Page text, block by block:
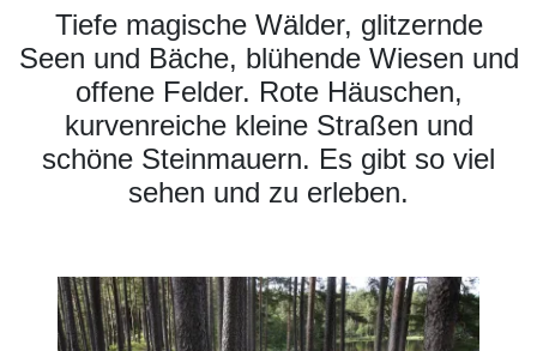
Tiefe magische Wälder, glitzernde
Seen und Bäche, blühende Wiesen und
offene Felder. Rote Häuschen,
kurvenreiche kleine Straßen und
schöne Steinmauern. Es gibt so viel
sehen und zu erleben.